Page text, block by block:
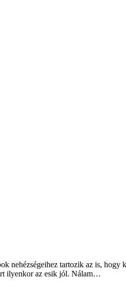
nehézségeihez tartozik az is,
ilyenkor az esik jól. Nálam…